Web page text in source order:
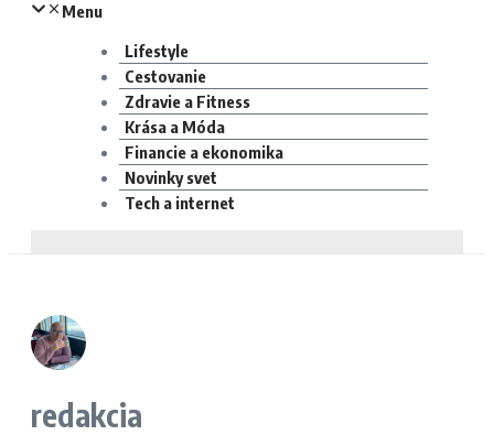
Menu
Lifestyle
Cestovanie
Zdravie a Fitness
Krása a Móda
Financie a ekonomika
Novinky svet
Tech a internet
redakcia